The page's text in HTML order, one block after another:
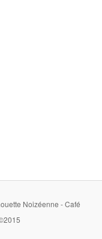
Noizéenne - Café